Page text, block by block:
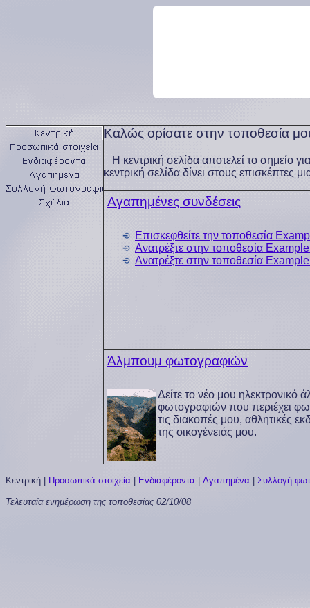
Καλώς ορίσατε στην τοποθεσία
Η κεντρική σελίδα αποτελεί το σημείο
κεντρική σελίδα δίνει στους επισκέπτες
Αγαπημένες συνδέσεις
Επισκεφθείτε την τοποθεσία
Ανατρέξτε στην τοποθεσία
Ανατρέξτε στην τοποθεσία
Άλμπουμ φωτογραφιών
Δείτε το νέο μου ηλεκτρονικό
φωτογραφιών που περιέχει
τις διακοπές μου, αθλητικές
της οικογένειάς μου.
Κεντρική Προσωπικά στοιχεία Ενδιαφέροντα Αγαπημένα Συλλογή
Τελευταία ενημέρωση της τοποθεσίας 02/10/08